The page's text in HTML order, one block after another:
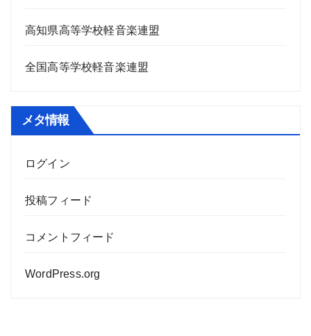
高知県高等学校軽音楽連盟
全国高等学校軽音楽連盟
メタ情報
ログイン
投稿フィード
コメントフィード
WordPress.org